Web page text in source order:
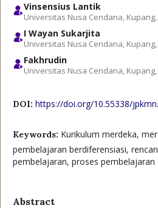
Vinsensius Lantik
Universitas Nusa Cendana,
I Wayan Sukarjita
Universitas Nusa Cendana,
Fakhrudin
Universitas Nusa Cendana,
DOI: https://doi.org/10.55338/
Keywords: Kurikulum merdeka,
pembelajaran berdiferensiasi,
pembelajaran, proses pembelajaran
Abstract